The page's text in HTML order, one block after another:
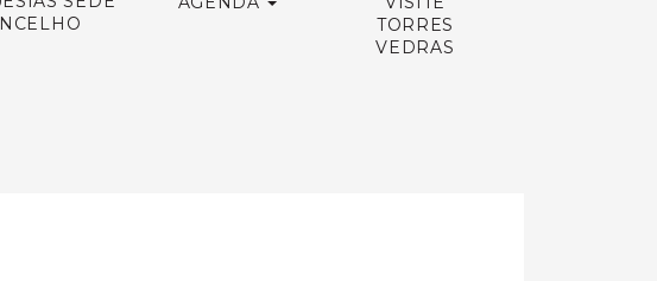
TORRES
VEDRAS